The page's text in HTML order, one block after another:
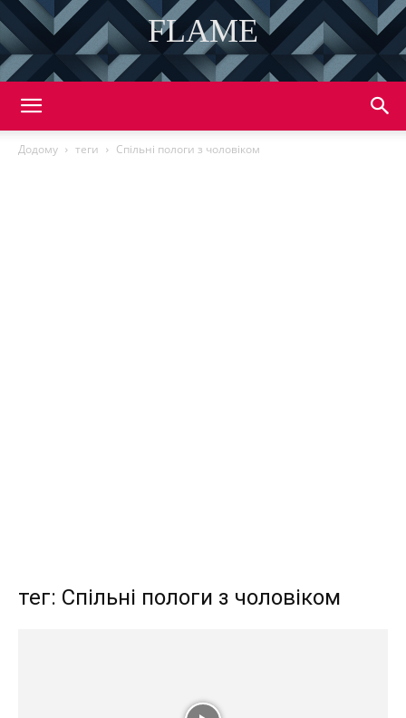
FLAME
DISCOVER THE ART OF PUBLISHING
Додому теги Спільні пологи з чоловіком
тег: Спільні пологи з чоловіком